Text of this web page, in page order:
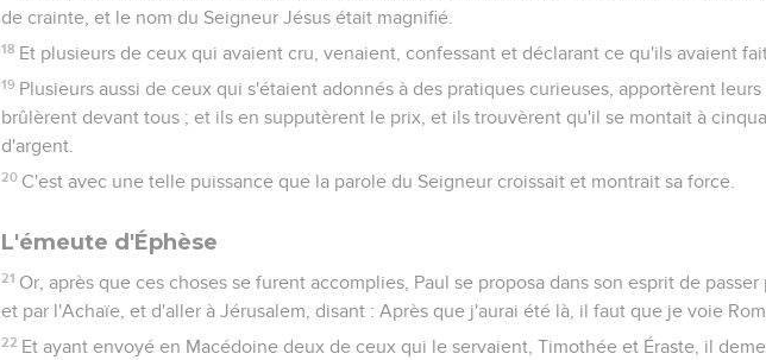
de crainte, et le nom du Seigneur Jésus était magnifié.
18 Et plusieurs de ceux qui avaient cru, venaient, confessant et déclarant ce qu'ils avaient
19 Plusieurs aussi de ceux qui s'étaient adonnés à des pratiques curieuses, apportèrent
brûlèrent devant tous ; et ils en supputèrent le prix, et ils trouvèrent qu'il se montait à
d'argent.
20 C'est avec une telle puissance que la parole du Seigneur croissait et montrait sa force.
L'émeute d'Éphèse
21 Or, après que ces choses se furent accomplies, Paul se proposa dans son esprit de
et par l'Achaïe, et d'aller à Jérusalem, disant : Après que j'aurai été là, il faut que je voie
22 Et ayant envoyé en Macédoine deux de ceux qui le servaient, Timothée et Éraste, il